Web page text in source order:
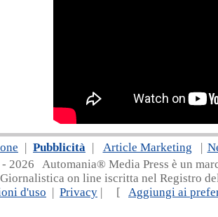
| Pubblicità | Article Marketing |
2026 Automania® Media Press è un
Giornalistica on line iscritta nel Registro
d'uso | Privacy | [ Aggiungi ai